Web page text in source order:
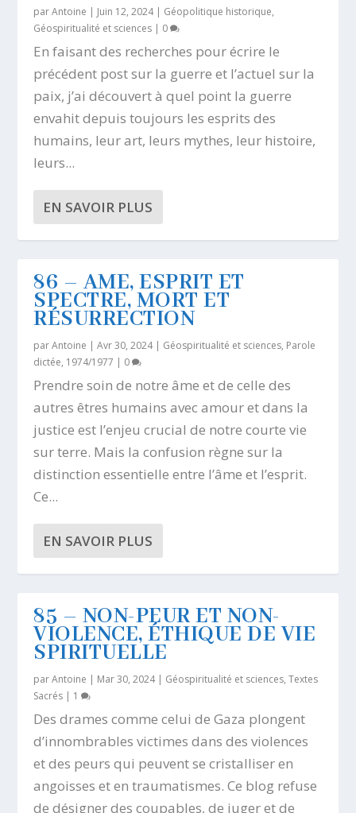
parAntoine | Juin 12, 2024| Géopolitique historique,
Géospiritualité et sciences | 0
En faisant des recherches pour écrire le
précédent post sur la guerre et l’actuel sur la
paix, j’ai découvert à quel point la guerre
envahit depuis toujours les esprits des
humains, leur art, leurs mythes, leur histoire,
leurs...
EN SAVOIR PLUS
86 – AME, ESPRIT ET
SPECTRE, MORT ET
RÉSURRECTION
parAntoine |Avr 30, 2024| Géospiritualité et sciences, Parole
dictée, 1974/1977 | 0
Prendre soin de notre âme et de celle des
autres êtres humains avec amour et dans la
justice est l’enjeu crucial de notre courte vie
sur terre. Mais la confusion règne sur la
distinction essentielle entre l’âme et l’esprit.
Ce...
EN SAVOIR PLUS
85 – NON-PEUR ET NON-
VIOLENCE, ÉTHIQUE DE VIE
SPIRITUELLE
parAntoine | Mar 30, 2024| Géospiritualité et sciences,Textes
Sacrés | 1
Des drames comme celui de Gaza plongent
d’innombrables victimes dans des violences
et des peurs qui peuvent se cristalliser en
angoisses et en traumatismes. Ce blog refuse
de désigner des coupables, de juger et de